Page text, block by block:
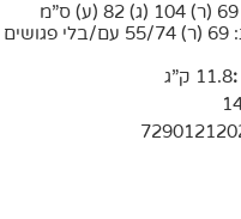
11.8 ק”ג